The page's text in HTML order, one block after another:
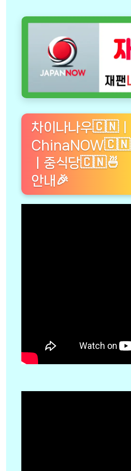
차이나나우🇨🇳ㅣ
ChinaNOW🇨🇳
ㅣ중식당🇨🇳🍜
안내🎉